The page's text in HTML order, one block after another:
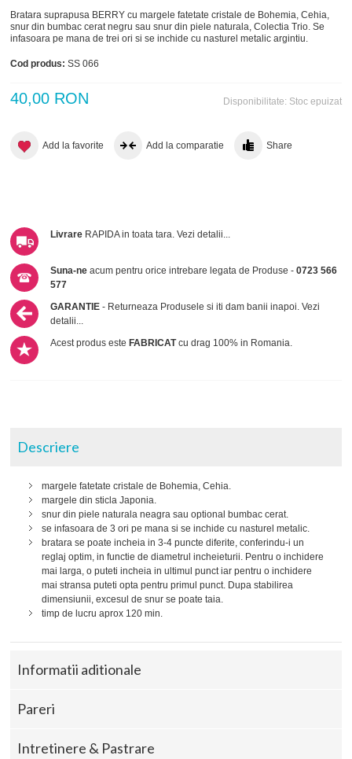
Bratara suprapusa BERRY cu margele fatetate cristale de Bohemia, Cehia,
snur din bumbac cerat negru sau snur din piele naturala, Colectia Trio. Se
infasoara pe mana de trei ori si se inchide cu nasturel metalic argintiu.
Cod produs:SS 066
Disponibilitate: Stoc epuizat
40,00 RON
Add la favorite Add la comparatie Share
Livrare RAPIDA in toata tara.Vezi detalii...
Suna-ne acum pentru orice intrebare legata de Produse -0723 566
577
GARANTIE - Returneaza Produsele si iti dam banii inapoi.Vezi
detalii...
Acest produs este FABRICATcu drag 100% in Romania.
Descriere
margele fatetate cristale de Bohemia, Cehia.
margele din sticla Japonia.
snur din piele naturala neagra sau optional bumbac cerat.
se infasoara de 3 ori pe mana si se inchide cu nasturel metalic.
bratara se poate incheia in 3-4 puncte diferite, conferindu-i un
reglaj optim, in functie de diametrul incheieturii. Pentru o inchidere
mai larga, o puteti incheia in ultimul punct iar pentru o inchidere
mai stransa puteti opta pentru primul punct. Dupa stabilirea
dimensiunii, excesul de snur se poate taia.
timp de lucru aprox 120 min.
Informatii aditionale
Pareri
Intretinere & Pastrare